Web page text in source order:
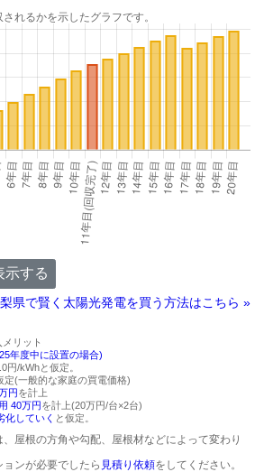
れるかを示したグラフです。
示する
県で賢く太陽光発電を買う方法はこちら »
リット
年度中に設置の場合)
円/kWhと仮定。
定(一般的な家庭の買電価格)
円を計上
40万円を計上(20万円/台×2台)
化していく と仮定。
屋根の方角や勾配、屋根材などによって変わり
ンが必要でしたら 見積り依頼をしてください。